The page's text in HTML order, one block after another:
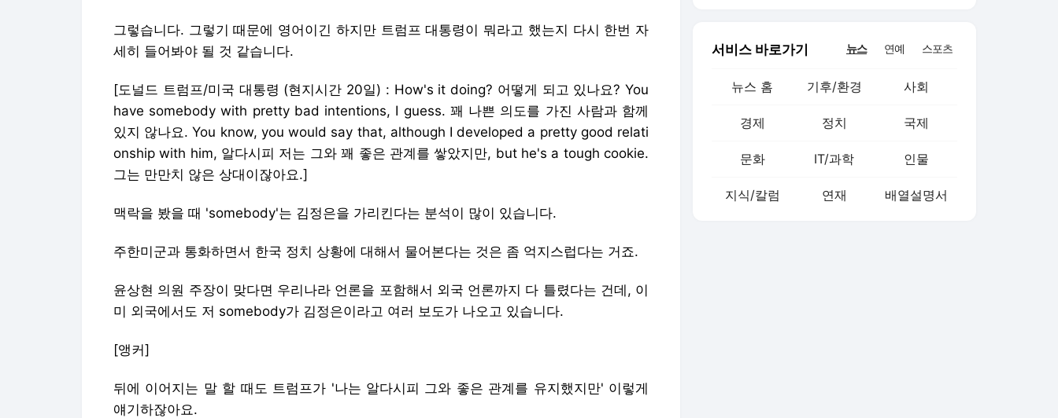
그렇습니다. 그렇기 때문에 영어이긴 하지만 트럼프 대통령이 뭐라고 했는지 다시 한번 자
세히 들어봐야 될 것 같습니다.
[도널드 트럼프/미국 대통령 (현지시간 20일) : How's it doing? 어떻게 되고 있나요? You
have somebody with pretty bad intentions, I guess. 꽤 나쁜 의도를 가진 사람과 함께
있지 않나요. You know, you would say that, although I developed a pretty good relati
onship with him, 알다시피 저는 그와 꽤 좋은 관계를 쌓았지만, but he's a tough cookie.
그는 만만치 않은 상대이잖아요.]
맥락을 봤을 때 'somebody'는 김정은을 가리킨다는 분석이 많이 있습니다.
주한미군과 통화하면서 한국 정치 상황에 대해서 물어본다는 것은 좀 억지스럽다는 거죠.
윤상현 의원 주장이 맞다면 우리나라 언론을 포함해서 외국 언론까지 다 틀렸다는 건데, 이
미 외국에서도 저 somebody가 김정은이라고 여러 보도가 나오고 있습니다.
[앵커]
뒤에 이어지는 말 할 때도 트럼프가 '나는 알다시피 그와 좋은 관계를 유지했지만' 이렇게
얘기하잖아요.
서비스 바로가기 뉴스 연예 스포츠
뉴스 홈 기후/환경 사회
경제 정치 국제
문화 IT/과학 인물
지식/칼럼 연재 배열설명서